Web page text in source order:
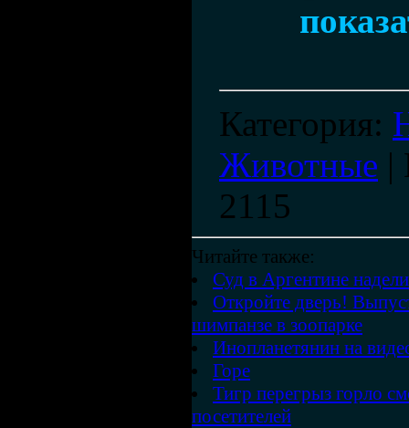
Категория:
Животные |
2115
Читайте также:
Суд в Аргентине
Откройте дверь!
шимпанзе в зоопарке
Инопланетянин на
Горе
Тигр перегрыз горло
посетителей